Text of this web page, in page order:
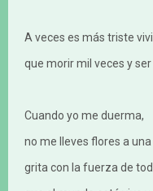
A veces es más triste
que morir mil veces y
Cuando yo me duerma,
no me lleves flores a
grita con la fuerza de